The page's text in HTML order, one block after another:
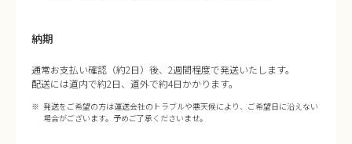
納期
通常お支払い確認（約2日）後、2週間程度で発送いたします。
配送には道内で約2日、道外で約4日かかります。
発送をご希望の方は運送会社のトラブルや悪天候により、ご希望日に沿えない
場合がございます。予めご了承くださいませ。